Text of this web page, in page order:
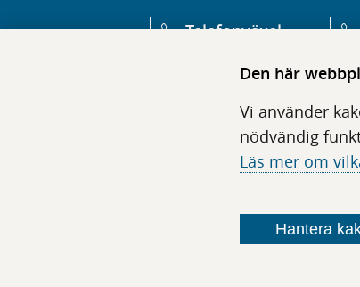
Den här
Vi använder
nödvändig
Läs mer om
Hantera
Telefonväxel
Hälsovägen 13
Följ oss i sociala medier